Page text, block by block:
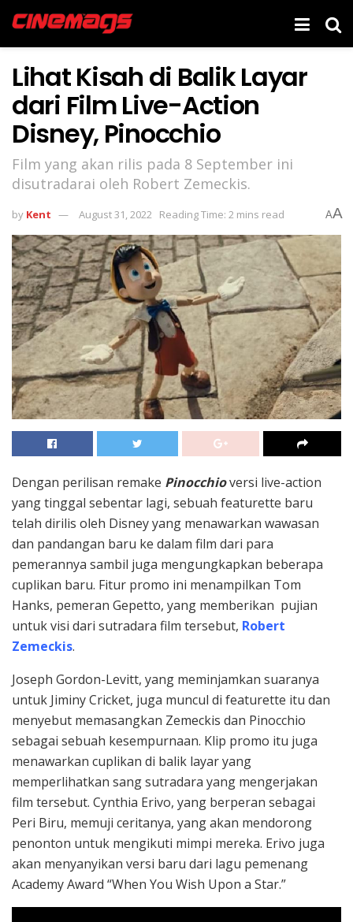
Lihat Kisah di Balik Layar
dari Film Live-Action
Disney, Pinocchio
Film yang akan rilis pada 8 September ini
disutradarai oleh Robert Zemeckis.
by Kent August 31, 2022 Reading Time: 2 mins read AA
Dengan perilisan remake Pinocchioversi live-action
yang tinggal sebentar lagi, sebuah featurette baru
telah dirilis oleh Disneyyang menawarkan wawasan
dan pandangan baru ke dalam film dari para
pemerannya sambil juga mengungkapkan beberapa
cuplikan baru. Fitur promo ini menampilkan Tom
Hanks, pemeran Gepetto, yang memberikan pujian
untuk visi dari sutradara film tersebut, Robert
Zemeckis.
Joseph Gordon-Levitt, yang meminjamkan suaranya
untuk Jiminy Cricket, juga muncul di featurette itu dan
menyebut memasangkan Zemeckis dan Pinocchio
sebagai sebuah kesempurnaan. Klip promo itu juga
menawarkan cuplikan di balik layar yang
memperlihatkan sang sutradara yang mengerjakan
film tersebut. Cynthia Erivo, yang berperan sebagai
Peri Biru, memuji ceritanya, yang akan mendorong
penonton untuk mengikuti mimpi mereka. Erivo juga
akan menyanyikan versi baru dari lagu pemenang
Academy Award “When You Wish Upon a Star.”